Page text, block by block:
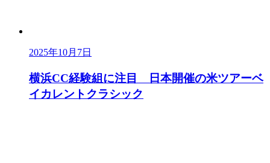
2025年10月7日
横浜CC経験組に注目 日本開催の米ツアーベ
イカレントクラシック